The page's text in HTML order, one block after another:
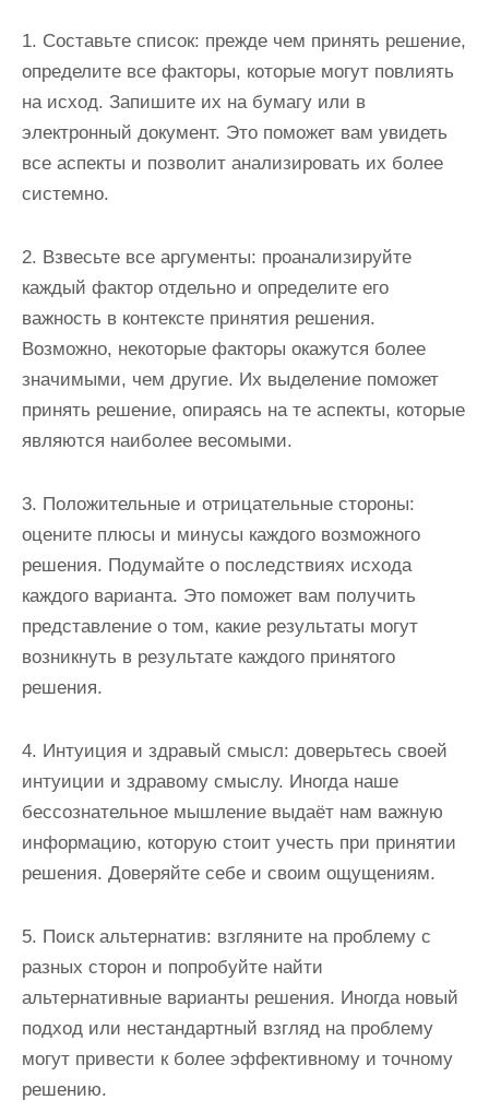
1. Составьте список: прежде чем принять решение,
определите все факторы, которые могут повлиять
на исход. Запишите их на бумагу или в
электронный документ. Это поможет вам увидеть
все аспекты и позволит анализировать их более
системно.
2. Взвесьте все аргументы: проанализируйте
каждый фактор отдельно и определите его
важность в контексте принятия решения.
Возможно, некоторые факторы окажутся более
значимыми, чем другие. Их выделение поможет
принять решение, опираясь на те аспекты, которые
являются наиболее весомыми.
3. Положительные и отрицательные стороны:
оцените плюсы и минусы каждого возможного
решения. Подумайте о последствиях исхода
каждого варианта. Это поможет вам получить
представление о том, какие результаты могут
возникнуть в результате каждого принятого
решения.
4. Интуиция и здравый смысл: доверьтесь своей
интуиции и здравому смыслу. Иногда наше
бессознательное мышление выдаёт нам важную
информацию, которую стоит учесть при принятии
решения. Доверяйте себе и своим ощущениям.
5. Поиск альтернатив: взгляните на проблему с
разных сторон и попробуйте найти
альтернативные варианты решения. Иногда новый
подход или нестандартный взгляд на проблему
могут привести к более эффективному и точному
решению.